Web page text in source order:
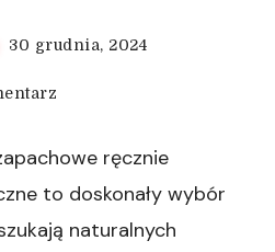
30 grudnia, 2024
warto
wybrać
sojowe?
ręcznie
to doskonały wybór
naturalnych